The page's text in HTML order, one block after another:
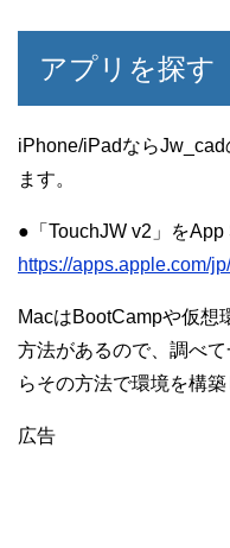
アプリを探す
iPhone/iPadなら
ます。
●‎「TouchJW v2」をApp
https://apps.apple.com/
MacはBootCampや仮想
方法があるので、調べ
らその方法で環境を構築
広告